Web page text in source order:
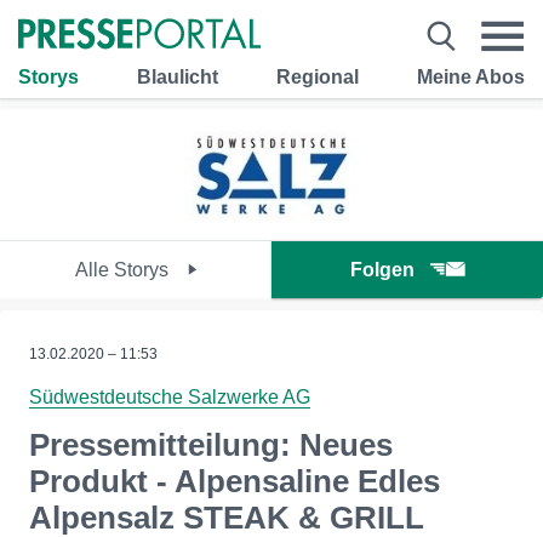
Storys Blaulicht Regional Meine Abos
Alle Storys Folgen
13.02.2020 – 11:53
Südwestdeutsche Salzwerke AG
Pressemitteilung: Neues
Produkt - Alpensaline Edles
Alpensalz STEAK & GRILL